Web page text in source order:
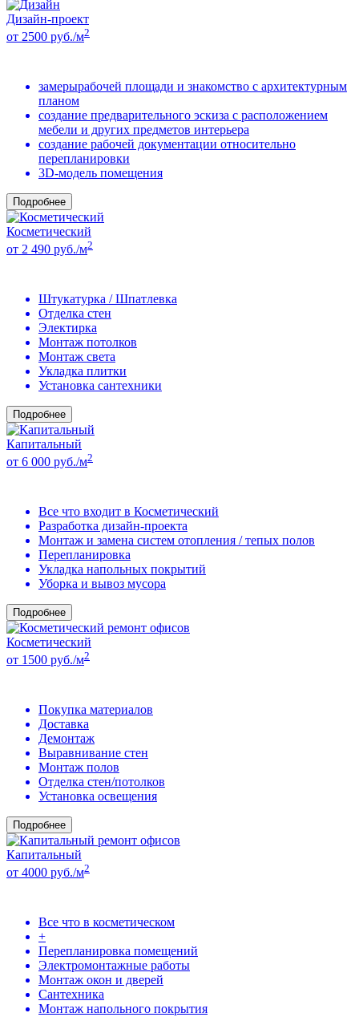
Дизайн-проект
от 2500 руб./м2
замерырабочей площади и знакомство с архитектурным
планом
создание предварительного эскиза с расположением
мебели и других предметов интерьера
создание рабочей документации относительно
перепланировки
3D-модель помещения
Подробнее
Косметический
от 2 490 руб./м2
Штукатурка / Шпатлевка
Отделка стен
Электирка
Монтаж потолков
Монтаж света
Укладка плитки
Установка сантехники
Подробнее
Капитальный
от 6 000 руб./м2
Все что входит в Косметический
Разработка дизайн-проекта
Монтаж и замена систем отопления / тепых полов
Перепланировка
Укладка напольных покрытий
Уборка и вывоз мусора
Подробнее
Косметический
от 1500 руб./м2
Покупка материалов
Доставка
Демонтаж
Выравнивание стен
Монтаж полов
Отделка стен/потолков
Установка освещения
Подробнее
Капитальный
от 4000 руб./м2
Все что в косметическом
+
Перепланировка помещений
Электромонтажные работы
Монтаж окон и дверей
Сантехника
Монтаж напольного покрытия